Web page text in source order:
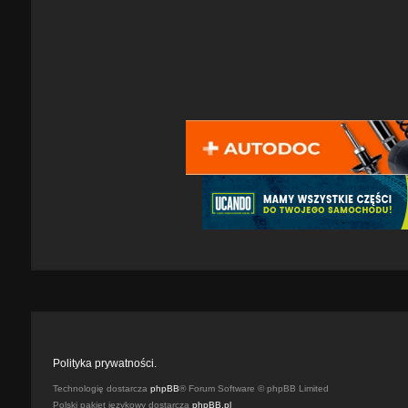
Polityka prywatności.
Technologię dostarcza phpBB® Forum Software © phpBB Limited
Polski pakiet językowy dostarcza phpBB.pl